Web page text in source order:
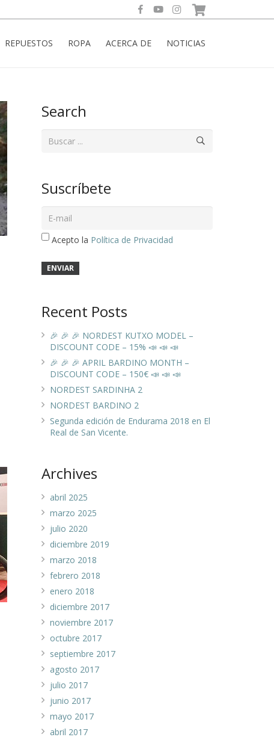
REPUESTOS ROPA ACERCA DE NOTICIAS
Search
Suscríbete
Acepto la Política de Privacidad
Recent Posts
🎉 🎉 🎉 NORDEST KUTXO MODEL –
DISCOUNT CODE – 15% 📣 📣 📣
🎉 🎉 🎉 APRIL BARDINO MONTH –
DISCOUNT CODE – 150€ 📣 📣 📣
NORDEST SARDINHA 2
NORDEST BARDINO 2
Segunda edición de Endurama 2018 en El
Real de San Vicente.
Archives
abril 2025
marzo 2025
julio 2020
diciembre 2019
marzo 2018
febrero 2018
enero 2018
diciembre 2017
noviembre 2017
octubre 2017
septiembre 2017
agosto 2017
julio 2017
junio 2017
mayo 2017
abril 2017